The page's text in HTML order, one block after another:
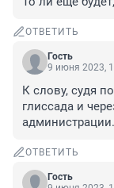
ОТВЕТИТЬ
Гость
9 июня 2023,
К слову, судя
глиссада и
администрации.
ОТВЕТИТЬ
Гость